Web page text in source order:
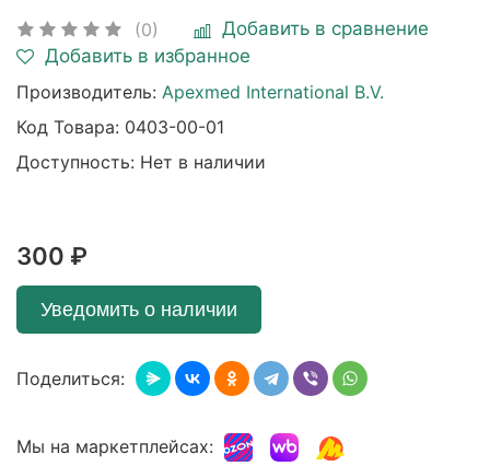
(0)
Добавить в сравнение
Добавить в избранное
Производитель: Apexmed International B.V.
Код Товара: 0403-00-01
Доступность: Нет в наличии
300 ₽
Уведомить о наличии
Поделиться:
Мы на маркетплейсах: